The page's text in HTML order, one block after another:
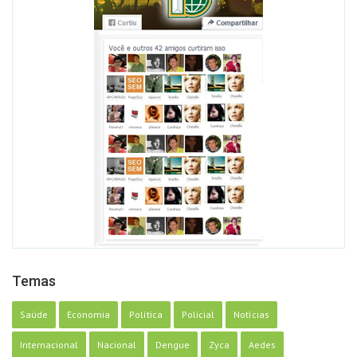
Temas
Saúde Economia Política Policial Notícias
Internacional Nacional Dengue Zyca Aedes